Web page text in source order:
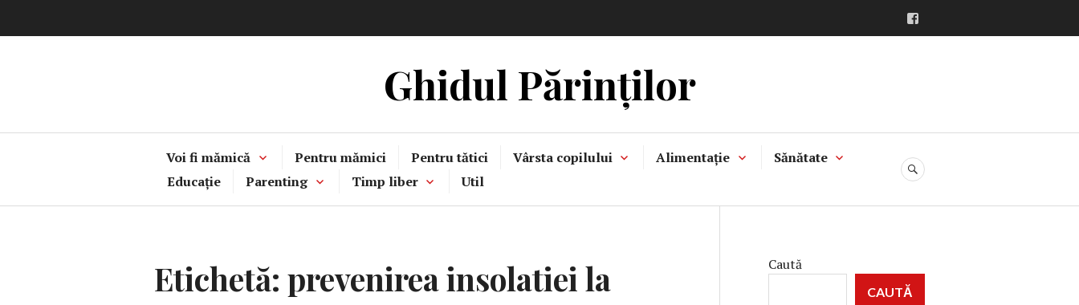
la
Ghidul Părinților
Voi fi mămică Pentru mămici Pentru tătici Vârsta copilului Alimentație
Sănătate
Educație
Parenting Timp liber Util
CĂUTARE
Etichetă: prevenirea insolatiei la
Caută
CAUTĂ